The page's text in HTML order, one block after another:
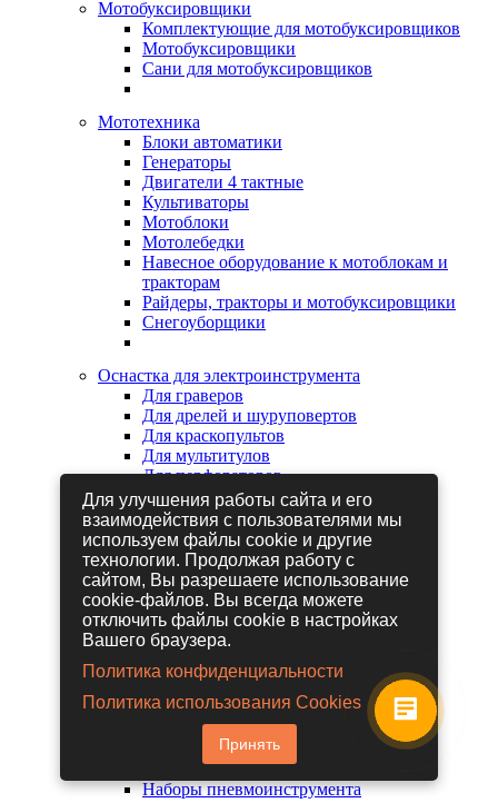
Мотобуксировщики
Комплектующие для мотобуксировщиков
Мотобуксировщики
Сани для мотобуксировщиков
Мототехника
Блоки автоматики
Генераторы
Двигатели 4 тактные
Культиваторы
Мотоблоки
Мотолебедки
Навесное оборудование к мотоблокам и
тракторам
Райдеры, тракторы и мотобуксировщики
Снегоуборщики
Оснастка для электроинструмента
Для граверов
Для дрелей и шуруповертов
Для краскопультов
Для мультитулов
Для перфораторов
Для сабельных пил
Для строительных фенов
Для фрезеров
Для шлифовальных машин
Для электрических лобзиков
Для электрических ножниц
Для электрических пил
Для электрических рубанков
Гайковерты пневматические
Дрели пневматические
Другие пневмоинструменты
Заклепочники пневматические
Наборы пневмоинструмента
Для улучшения работы сайта и его
взаимодействия с пользователями мы
используем файлы cookie и другие
технологии. Продолжая работу с
сайтом, Вы разрешаете использование
cookie-файлов. Вы всегда можете
отключить файлы cookie в настройках
Вашего браузера.
Политика конфиденциальности
Политика использования Cookies
Принять